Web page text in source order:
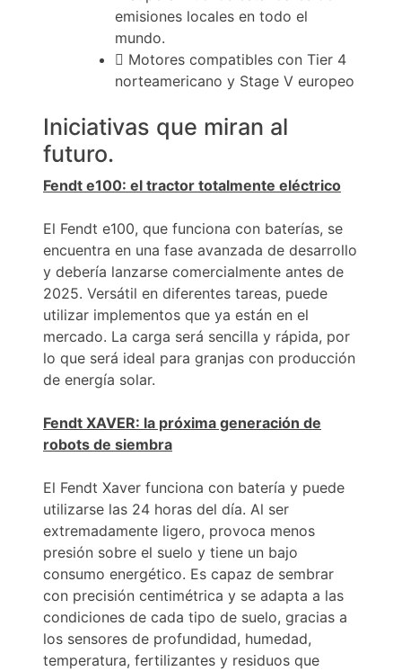
emisiones locales en todo el
mundo.
Motores compatibles con Tier 4
norteamericano y Stage V europeo
Iniciativas que miran al
futuro.
Fendt e100: el tractor totalmente eléctrico
El Fendt e100, que funciona con baterías, se
encuentra en una fase avanzada de desarrollo
y debería lanzarse comercialmente antes de
2025. Versátil en diferentes tareas, puede
utilizar implementos que ya están en el
mercado. La carga será sencilla y rápida, por
lo que será ideal para granjas con producción
de energía solar.
Fendt XAVER: la próxima generación de
robots de siembra
El Fendt Xaver funciona con batería y puede
utilizarse las 24 horas del día. Al ser
extremadamente ligero, provoca menos
presión sobre el suelo y tiene un bajo
consumo energético. Es capaz de sembrar
con precisión centimétrica y se adapta a las
condiciones de cada tipo de suelo, gracias a
los sensores de profundidad, humedad,
temperatura, fertilizantes y residuos que